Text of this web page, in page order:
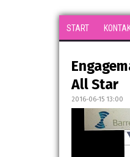
START
All Star
2016-06-15 13:00